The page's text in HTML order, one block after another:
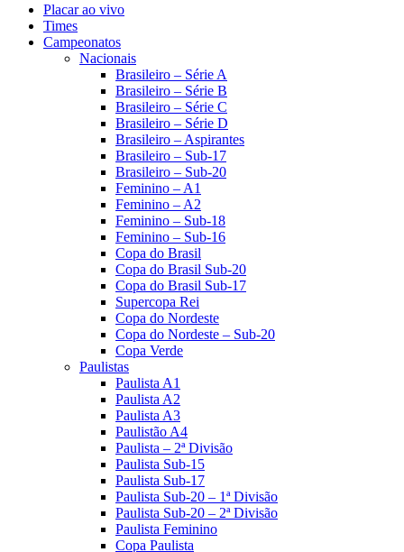
Placar ao vivo
Times
Campeonatos
Nacionais
Brasileiro – Série A
Brasileiro – Série B
Brasileiro – Série C
Brasileiro – Série D
Brasileiro – Aspirantes
Brasileiro – Sub-17
Brasileiro – Sub-20
Feminino – A1
Feminino – A2
Feminino – Sub-18
Feminino – Sub-16
Copa do Brasil
Copa do Brasil Sub-20
Copa do Brasil Sub-17
Supercopa Rei
Copa do Nordeste
Copa do Nordeste – Sub-20
Copa Verde
Paulistas
Paulista A1
Paulista A2
Paulista A3
Paulistão A4
Paulista – 2ª Divisão
Paulista Sub-15
Paulista Sub-17
Paulista Sub-20 – 1ª Divisão
Paulista Sub-20 – 2ª Divisão
Paulista Feminino
Copa Paulista